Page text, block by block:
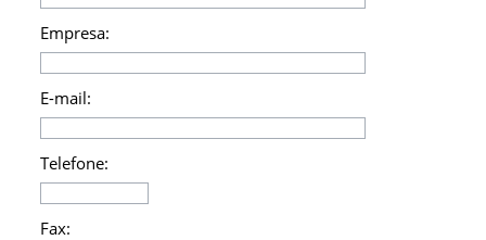
Empresa:
E-mail:
Telefone:
Fax: